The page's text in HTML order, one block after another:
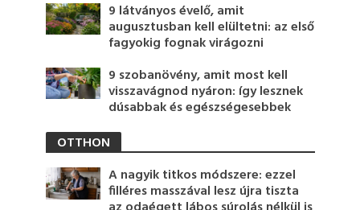
9 látványos évelő, amit
augusztusban kell elültetni: az első
fagyokig fognak virágozni
9 szobanövény, amit most kell
visszavágnod nyáron: így lesznek
dúsabbak és egészségesebbek
OTTHON
A nagyik titkos módszere: ezzel
filléres masszával lesz újra tiszta